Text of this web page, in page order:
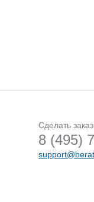
Сделать
8 (495)